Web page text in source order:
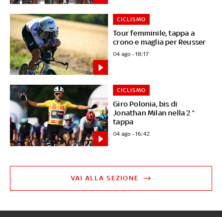
Tour femminile, tappa a
crono e maglia per Reusser
CICLISMO
04 ago - 18:17
Giro Polonia, bis di
Jonathan Milan nella 2^
tappa
CICLISMO
04 ago - 16:42
VAI ALLA SEZIONE